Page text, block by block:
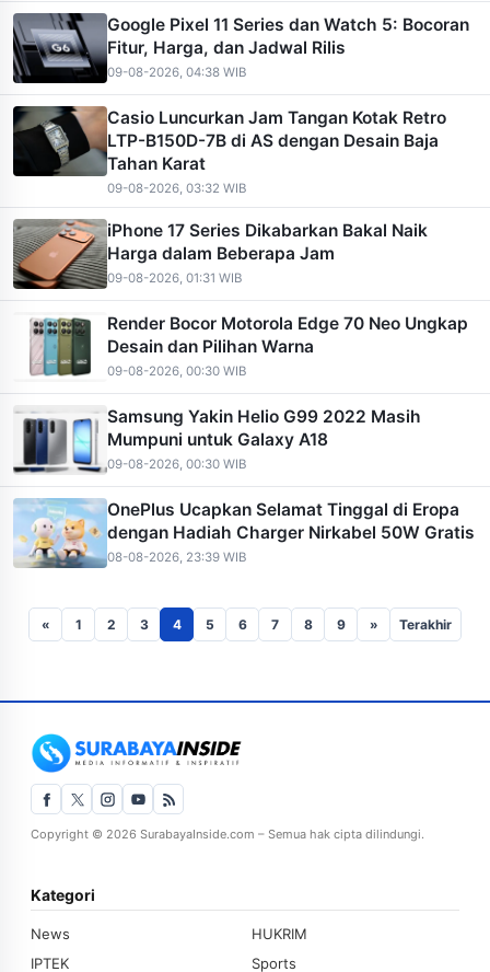
Google Pixel 11 Series dan Watch 5: Bocoran
Fitur, Harga, dan Jadwal Rilis
09-08-2026, 04:38 WIB
Casio Luncurkan Jam Tangan Kotak Retro
LTP-B150D-7B di AS dengan Desain Baja
Tahan Karat
09-08-2026, 03:32 WIB
iPhone 17 Series Dikabarkan Bakal Naik
Harga dalam Beberapa Jam
09-08-2026, 01:31 WIB
Render Bocor Motorola Edge 70 Neo Ungkap
Desain dan Pilihan Warna
09-08-2026, 00:30 WIB
Samsung Yakin Helio G99 2022 Masih
Mumpuni untuk Galaxy A18
09-08-2026, 00:30 WIB
OnePlus Ucapkan Selamat Tinggal di Eropa
dengan Hadiah Charger Nirkabel 50W Gratis
08-08-2026, 23:39 WIB
« 1 2 3 4 5 6 7 8 9 » Terakhir
Copyright © 2026 SurabayaInside.com – Semua hak cipta dilindungi.
Kategori
News
HUKRIM
IPTEK
Sports